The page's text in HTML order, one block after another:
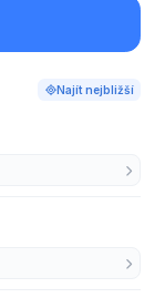
Najít nejbližší